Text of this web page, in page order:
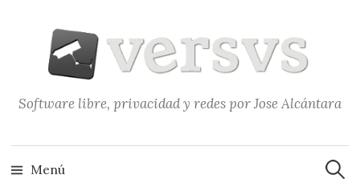
contenido
Software libre, privacidad y redes por Jose Alcántara
Menú